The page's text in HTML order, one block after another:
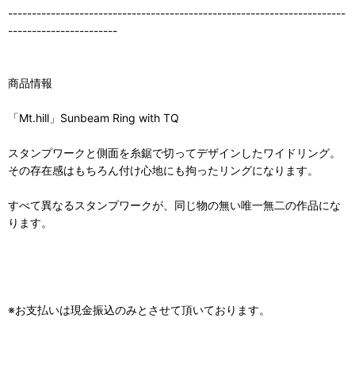
-----------------------------------------------------------------------
-----------------------
商品情報
「Mt.hill」Sunbeam Ring with TQ
スタンプワークと側面を糸鋸で切ってデザインしたワイドリング。
その存在感はもちろん付け心地にも拘ったリングになります。
すべて異なるスタンプワークが、同じ物の無い唯一無二の作品にな
ります。
※お支払いは現金振込のみとさせて頂いております。